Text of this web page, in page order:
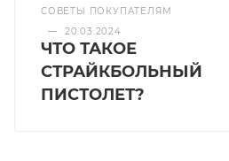
СОВЕТЫ ПОКУПАТЕЛЯМ
—
20.03.2024
ЧТО ТАКОЕ
СТРАЙКБОЛЬНЫЙ
ПИСТОЛЕТ?